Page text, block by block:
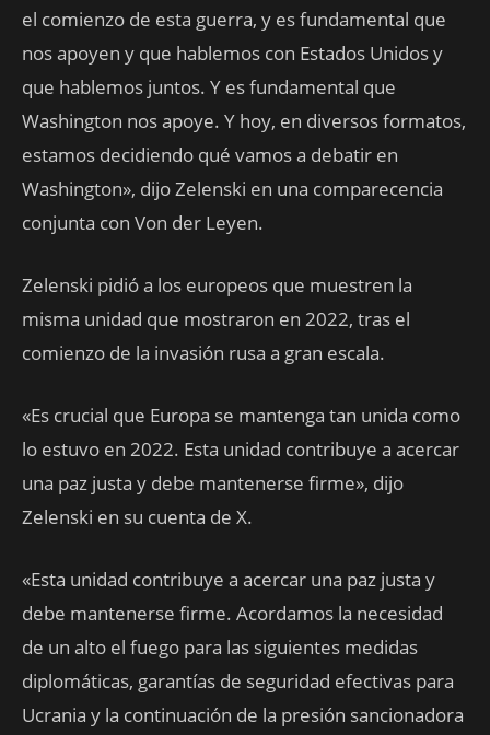
el comienzo de esta guerra, y es fundamental que
nos apoyen y que hablemos con Estados Unidos y
que hablemos juntos. Y es fundamental que
Washington nos apoye. Y hoy, en diversos formatos,
estamos decidiendo qué vamos a debatir en
Washington», dijo Zelenski en una comparecencia
conjunta con Von der Leyen.
Zelenski pidió a los europeos que muestren la
misma unidad que mostraron en 2022, tras el
comienzo de la invasión rusa a gran escala.
«Es crucial que Europa se mantenga tan unida como
lo estuvo en 2022. Esta unidad contribuye a acercar
una paz justa y debe mantenerse firme», dijo
Zelenski en su cuenta de X.
«Esta unidad contribuye a acercar una paz justa y
debe mantenerse firme. Acordamos la necesidad
de un alto el fuego para las siguientes medidas
diplomáticas, garantías de seguridad efectivas para
Ucrania y la continuación de la presión sancionadora